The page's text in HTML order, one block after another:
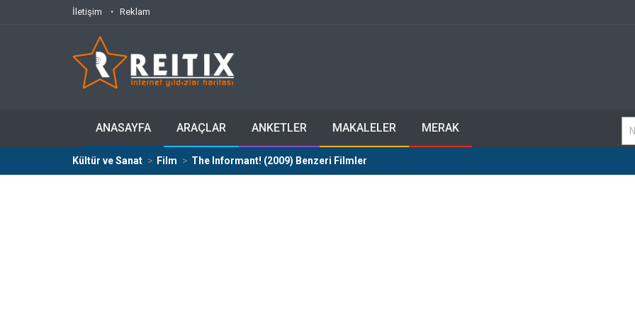
İletişim Reklam
ANASAYFA ARAÇLAR ANKETLER MAKALELER MERAK
Kültür ve Sanat Film The Informant! (2009) Benzeri Filmler